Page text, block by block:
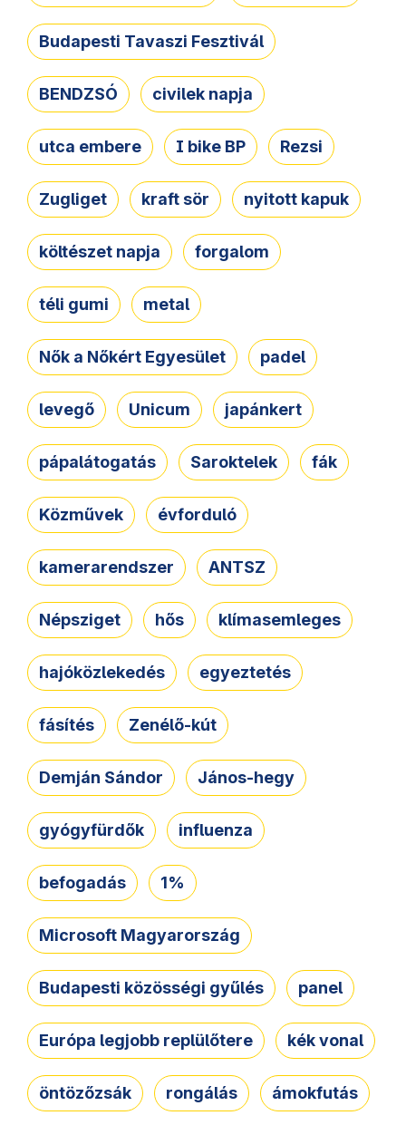
Budapesti Tavaszi Fesztivál
BENDZSÓ civilek napja
utca embere I bike BP Rezsi
Zugliget kraft sör nyitott kapuk
költészet napja forgalom
téli gumi metal
Nők a Nőkért Egyesület padel
levegő Unicum japánkert
pápalátogatás Saroktelek fák
Közművek évforduló
kamerarendszer ANTSZ
Népsziget hős klímasemleges
hajóközlekedés egyeztetés
fásítés Zenélő-kút
Demján Sándor János-hegy
gyógyfürdők influenza
befogadás 1%
Microsoft Magyarország
Budapesti közösségi gyűlés panel
Európa legjobb replülőtere kék vonal
öntözőzsák rongálás ámokfutás